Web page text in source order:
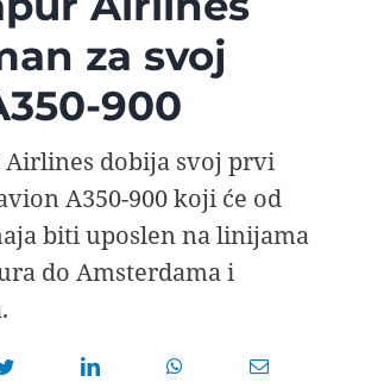
za svoj
900
Airlines dobija svoj prvi
A350-900 koji će od
biti uposlen na linijama
do Amsterdama i